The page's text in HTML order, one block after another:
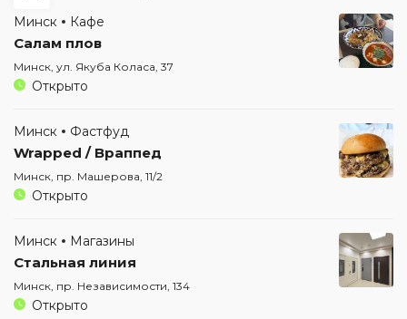
Минск
Кафе
Салам плов
Минск, ул. Якуба Коласа, 37
Открыто
Минск Фастфуд
Wrapped / Враппед
Минск, пр. Машерова, 11/2
Открыто
Минск Магазины
Стальная линия
Минск, пр. Независимости, 134
Открыто